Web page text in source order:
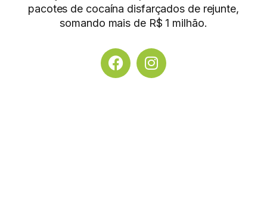
pacotes de cocaína disfarçados de rejunte,
somando mais de R$ 1 milhão.